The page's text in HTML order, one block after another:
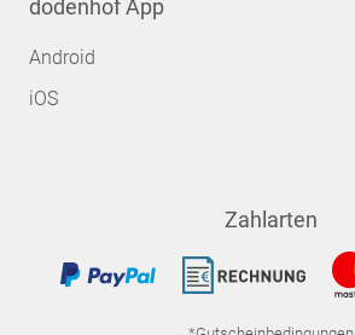
dodenhof App
Android
iOS
Zahlarten